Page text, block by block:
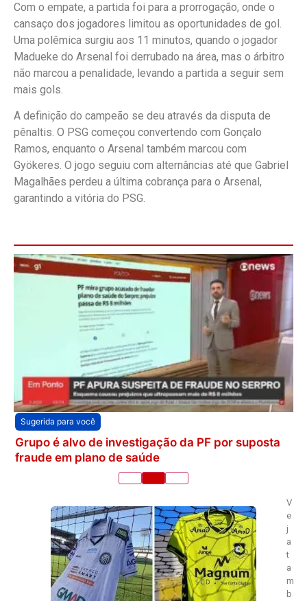
Com o empate, a partida foi para a prorrogação, onde o
cansaço dos jogadores limitou as oportunidades de gol.
Uma polêmica surgiu aos 11 minutos, quando o jogador
Madueke do Arsenal foi derrubado na área, mas o árbitro
não marcou a penalidade, levando a partida a seguir sem
mais gols.
A definição do campeão se deu através da disputa de
pênaltis. O PSG começou convertendo com Gonçalo
Ramos, enquanto o Arsenal também marcou com
Gyökeres. O jogo seguiu com alternâncias até que Gabriel
Magalhães perdeu a última cobrança para o Arsenal,
garantindo a vitória do PSG.
Sugerida para você
Grupo é alvo de investigação da PF por suposta
fraude em plano de saúde
V
e
j
a
t
a
m
b